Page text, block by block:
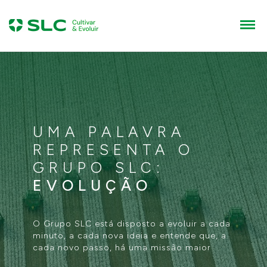
FALE
CONOSCO
E-mail
Telefone
Cidade / Estado
Sua mensagem
SEU
UMA PALAVRA
REPRESENTA O
GRUPO SLC:
EVOLUÇÃO
O Grupo SLC está disposto a evoluir a cada
minuto, a cada nova ideia e entende que, a
cada novo passo, há uma missão maior